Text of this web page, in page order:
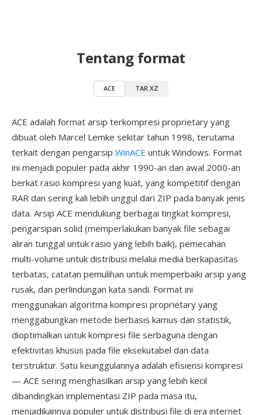
Tentang format
ACE TAR.XZ
ACE adalah format arsip terkompresi proprietary yang
dibuat oleh Marcel Lemke sekitar tahun 1998, terutama
terkait dengan pengarsip WinACE untuk Windows. Format
ini menjadi populer pada akhir 1990-an dan awal 2000-an
berkat rasio kompresi yang kuat, yang kompetitif dengan
RAR dan sering kali lebih unggul dari ZIP pada banyak jenis
data. Arsip ACE mendukung berbagai tingkat kompresi,
pengarsipan solid (memperlakukan banyak file sebagai
aliran tunggal untuk rasio yang lebih baik), pemecahan
multi-volume untuk distribusi melalui media berkapasitas
terbatas, catatan pemulihan untuk memperbaiki arsip yang
rusak, dan perlindungan kata sandi. Format ini
menggunakan algoritma kompresi proprietary yang
menggabungkan metode berbasis kamus dan statistik,
dioptimalkan untuk kompresi file serbaguna dengan
efektivitas khusus pada file eksekutabel dan data
terstruktur. Satu keunggulannya adalah efisiensi kompresi
— ACE sering menghasilkan arsip yang lebih kecil
dibandingkan implementasi ZIP pada masa itu,
menjadikannya populer untuk distribusi file di era internet